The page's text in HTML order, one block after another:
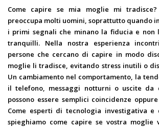
Come capire se mia moglie mi tradisce?
preoccupa molti uomini, soprattutto quando
i primi segnali che minano la fiducia e non
tranquilli. Nella nostra esperienza
persone che cercano di capire in modo
moglie li tradisce, evitando stress inutili o
Un cambiamento nel comportamento, la
il telefono, messaggi notturni o uscite da
possono essere semplici coincidenze
Come esperti di tecnologia investigativa e
spieghiamo come capire se vostra